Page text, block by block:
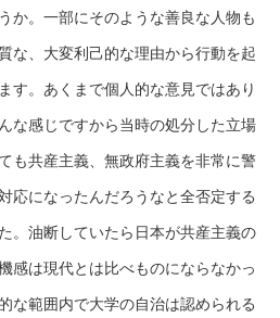
か。一部にそのような善良な人物も
な、大変利己的な理由から行動を起
す。あくまで個人的な意見ではあり
な感じですから当時の処分した立場
も共産主義、無政府主義を非常に警
応になったんだろうなと全否定する
。油断していたら日本が共産主義の
感は現代とは比べものにならなかっ
な範囲内で大学の自治は認められる